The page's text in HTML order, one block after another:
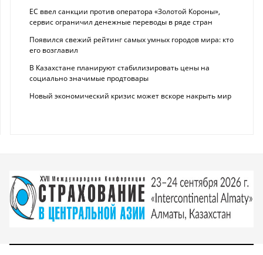
ЕС ввел санкции против оператора «Золотой Короны»,
сервис ограничил денежные переводы в ряде стран
Появился свежий рейтинг самых умных городов мира: кто
его возглавил
В Казахстане планируют стабилизировать цены на
социально значимые продтовары
Новый экономический кризис может вскоре накрыть мир